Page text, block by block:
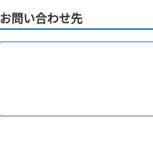
お問い合わせ先